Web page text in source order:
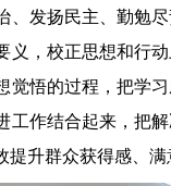
发扬民主、勤勉尽
义，校正思想和行
悟的过程，把学
工作结合起来，把
升群众获得感、满